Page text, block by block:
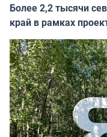
Более 2,2 тысячи
край в рамках